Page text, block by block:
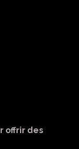
offrir des